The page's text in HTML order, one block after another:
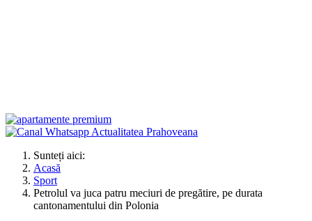
Sunteți aici:
Acasă
Sport
Petrolul va juca patru meciuri de pregătire, pe durata
cantonamentului din Polonia